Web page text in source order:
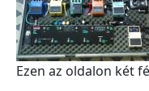
Ezen az oldalon két